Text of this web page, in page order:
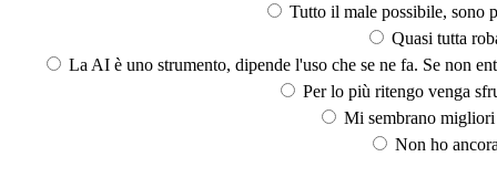
Tutto il male possibile, sono
Quasi tutta
La AI è uno strumento, dipende l'uso che se ne fa. Se non
Per lo più ritengo venga
Mi sembrano
Non ho